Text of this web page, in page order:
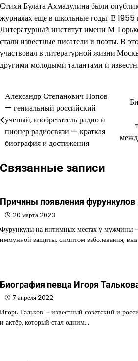
Стихи Булата Ахмадулина были
журналах еще в школьные годы. В 1955
Литературный институт имени М.
стали известные писатели и поэты. В
участвовал в литературной жизни
другими молодыми талантами и
Навигация
по
записям
Александр Степанович Попов
— гениальный российский
ученый, изобретатель радио и
пионер радиосвязи — краткая
биография и достижения
Связанные записи
Причины появления фурункулов
20 марта 2023
Фурункулы на интимных местах у мужчины
иммунной защиты, симптом заболевания,
Биография певца Игоря
7 апреля 2022
Игорь Тальков – известный советский и
и актёр, который стал одним…